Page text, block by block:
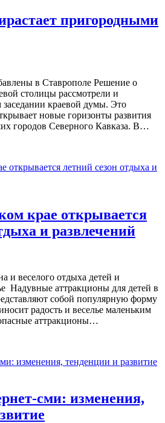
пригородными
в Ставрополе Решение о
столицы рассмотрели и
заседании краевой думы. Это
новые горизонты развития
городов Северного Кавказа. В…
крае открывается
и развлечений
и веселого отдыха детей и
Надувные аттракционы для детей в
собой популярную форму
радость и веселье маленьким
аттракционы…
сми: изменения,